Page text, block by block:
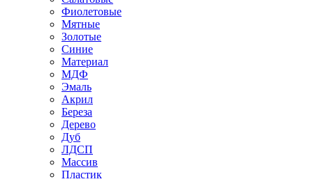
Фиолетовые
Мятные
Золотые
Синие
Материал
МДФ
Эмаль
Акрил
Береза
Дерево
Дуб
ЛДСП
Массив
Пластик